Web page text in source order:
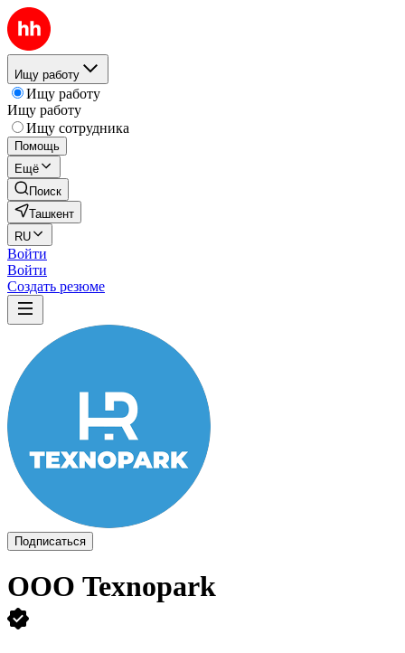
Ищу работу
Ищу работу
Ищу работу
Ищу сотрудника
Помощь
Ещё
Поиск
Ташкент
RU
Войти
Войти
Создать резюме
Подписаться
ООО Texnopark